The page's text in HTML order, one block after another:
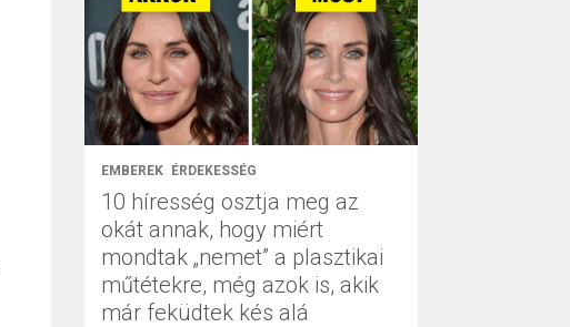
EMBEREK ÉRDEKESSÉG
10 híresség osztja meg az
okát annak, hogy miért
mondtak „nemet” a plasztikai
műtétekre, még azok is, akik
már feküdtek kés alá